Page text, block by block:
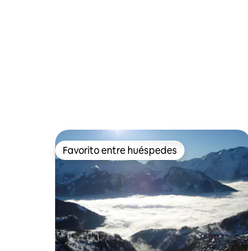
Favorito entre huéspedes
Favorito entre huéspedes